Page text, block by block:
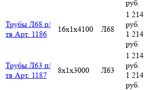
руб.
Трубы Л68 п/
тв Арт. 1186
16х1х4100 Л68
1 214
руб.
1 214
руб.
Трубы Л63 п/
тв Арт. 1187
8х1х3000 Л63
1 214
руб.
1 214
руб.